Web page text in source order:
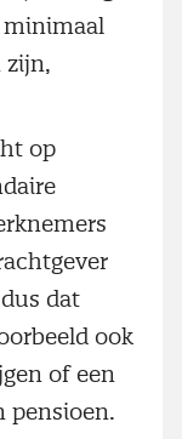
minimaal
zijn,
op
dat
ook
of een
pensioen.